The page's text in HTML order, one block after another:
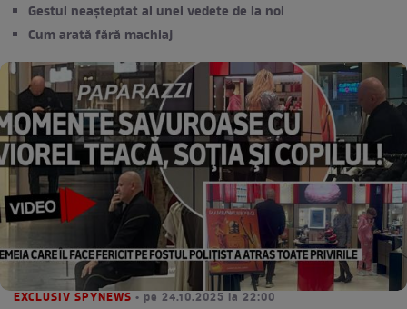
Gestul neașteptat al unei vedete de la noi
Cum arată fără machiaj
EXCLUSIV SPYNEWS • pe 24.10.2025 la 22:00